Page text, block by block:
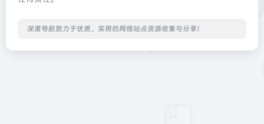
深度导航致力于优质、实用的网络站点资源收集与分享！